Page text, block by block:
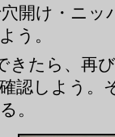
穴開け・ニ
う。
きたら、再
認しよう。
。